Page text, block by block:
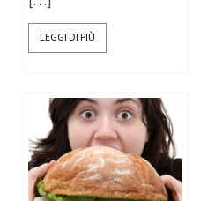
LEGGI DI PIÙ